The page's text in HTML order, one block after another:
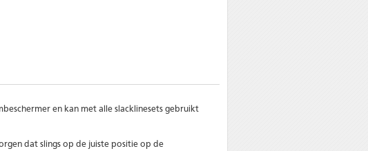
en kan met alle slacklinesets gebruikt
dat slings op de juiste positie op de